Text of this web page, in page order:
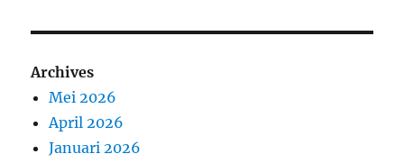
Archives
Mei 2026
April 2026
Januari 2026